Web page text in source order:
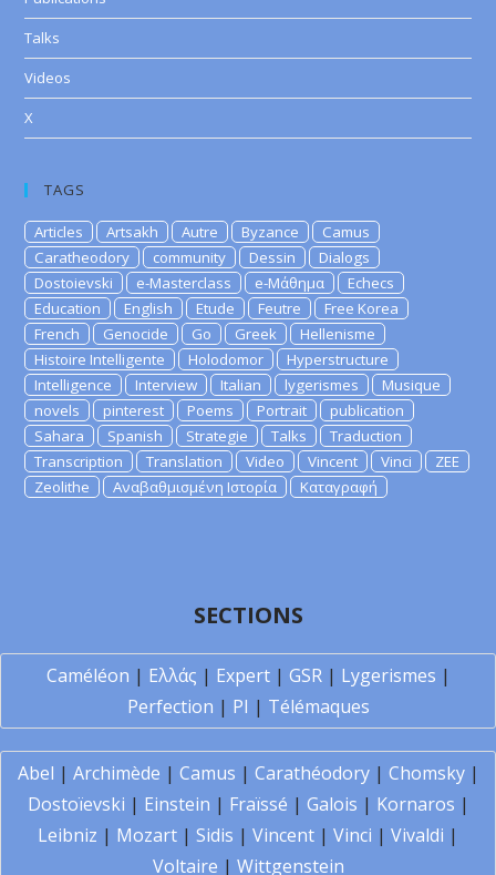
Talks
Videos
X
TAGS
Articles Artsakh Autre Byzance
Camus
Caratheodory
community Dessin
Dialogs
Dostoievski
e-Masterclass e-Μάθημα
Echecs
Education
English Etude Feutre
Free Korea
French
Genocide Go Greek
Hellenisme
Histoire Intelligente
Holodomor
Hyperstructure
Intelligence
Interview Italian lygerismes
Musique
novels
pinterest Poems Portrait
publication
Sahara
Spanish Strategie Talks
Traduction
Transcription
Translation Video Vincent Vinci
ZEE
Zeolithe
Αναβαθμισμένη Ιστορία Καταγραφή
SECTIONS
Caméléon | Ελλάς | Expert| GSR| Lygerismes |
Perfection | PI | Télémaques
Abel | Archimède | Camus | Carathéodory| Chomsky|
Dostoïevski | Einstein | Fraïssé | Galois | Kornaros |
Leibniz | Mozart | Sidis | Vincent | Vinci | Vivaldi |
Voltaire | Wittgenstein